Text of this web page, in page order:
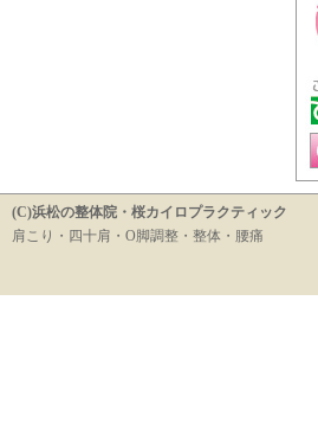
(C)浜松の整体院・桜カイロプラクティック
肩こり・四十肩・O脚調整・整体・腰痛